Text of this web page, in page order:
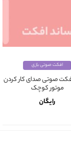
افکت صوتی بازی
صوتی صدای کار کردن
موتور کوچک
رایگان